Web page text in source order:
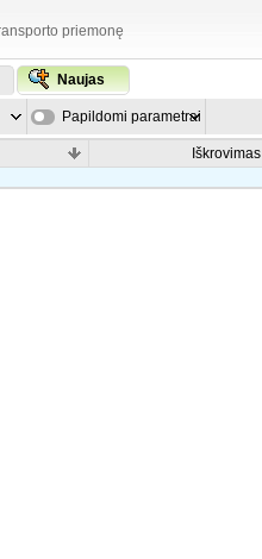
priemonę
Naujas
Papildomi parametrai
Iškrovimas